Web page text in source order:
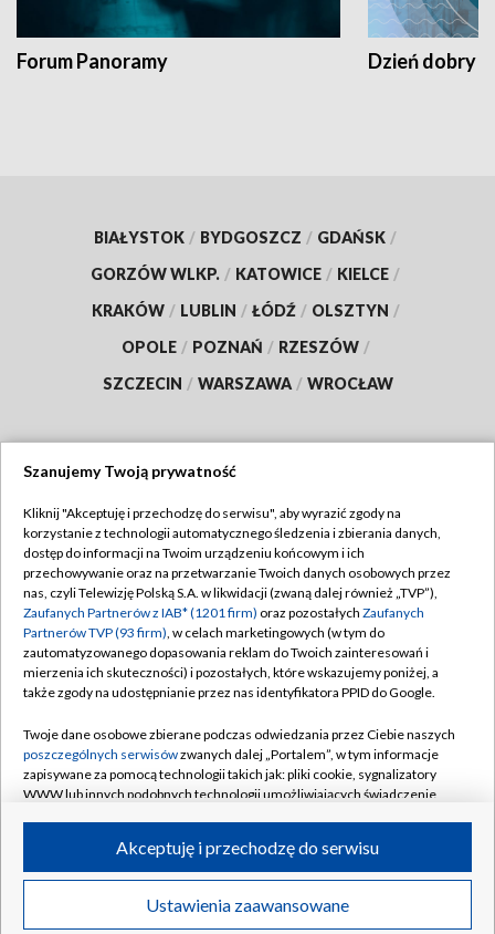
Forum Panoramy Dzień dobry
BIAŁYSTOK / BYDGOSZCZ / GDAŃSK /
GORZÓW WLKP. / KATOWICE / KIELCE /
KRAKÓW / LUBLIN / ŁÓDŹ / OLSZTYN /
OPOLE / POZNAŃ / RZESZÓW /
SZCZECIN / WARSZAWA / WROCŁAW
TVP
Abonament TVP
Emisja w TVP
Centrum informacji TVP
Naziemna Telewizja Cyfrowa
Rada Programowa
System NOS
Informacje o nadawcy
Program dla prasy
Ogłoszenie przetargowe
Regulamin TVP
Polityka prywatności
Moje zgody
Pomoc
Kontakt
Kanały
©2026 Telewizja Polska S.A. w likwidacji
Szanujemy Twoją prywatność
Kliknij "Akceptuję i przechodzę do serwisu", aby wyrazić zgody na
korzystanie z technologii automatycznego śledzenia i zbierania danych,
dostęp do informacji na Twoim urządzeniu końcowym i ich
przechowywanie oraz na przetwarzanie Twoich danych osobowych przez
nas, czyli Telewizję Polską S.A. w likwidacji (zwaną dalej również „TVP”),
Zaufanych Partnerów z IAB* (1201 firm) oraz pozostałych Zaufanych
Partnerów TVP (93 firm), w celach marketingowych (w tym do
zautomatyzowanego dopasowania reklam do Twoich zainteresowań i
mierzenia ich skuteczności) i pozostałych, które wskazujemy poniżej, a
także zgody na udostępnianie przez nas identyfikatora PPID do Google.
Twoje dane osobowe zbierane podczas odwiedzania przez Ciebie naszych
poszczególnych serwisówzwanych dalej „Portalem”, w tym informacje
zapisywane za pomocą technologii takich jak: pliki cookie, sygnalizatory
WWW lub innych podobnych technologii umożliwiających świadczenie
ruchu w Internecie.
Twoje dane osobowe zbierane podczas odwiedzania przez Ciebie
poszczególnych serwisówna Portalu, takie jak adresy IP, identyfikatory
Ustawienia zaawansowane
Akceptuję i przechodzę do serwisu